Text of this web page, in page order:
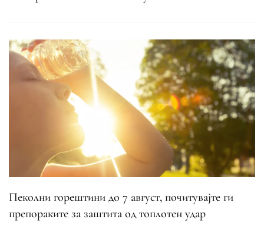
Пеколни горештини до 7 август, почитувајте ги
препораките за заштита од топлотен удар